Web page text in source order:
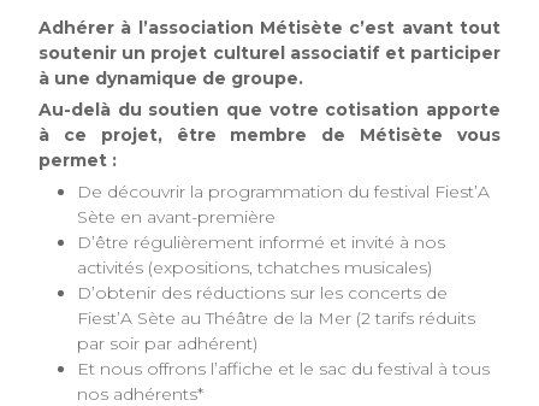
Adhérer à l’association Métisète c’est avant tout
soutenir un projet culturel associatif et participer
à une dynamique de groupe.
Au-delà du soutien que votre cotisation apporte
à ce projet, être membre de Métisète vous
permet :
De découvrir la programmation du festival Fiest’A
Sète en avant-première
D’être régulièrement informé et invité à nos
activités (expositions, tchatches musicales)
D’obtenir des réductions sur les concerts de
Fiest’A Sète au Théâtre de la Mer (2 tarifs réduits
par soir par adhérent)
Et nous offrons l’affiche et le sac du festival à tous
nos adhérents*